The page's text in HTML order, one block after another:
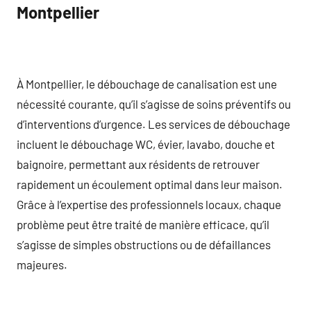
Montpellier
À Montpellier, le débouchage de canalisation est une
nécessité courante, qu’il s’agisse de soins préventifs ou
d’interventions d’urgence. Les services de débouchage
incluent le débouchage WC, évier, lavabo, douche et
baignoire, permettant aux résidents de retrouver
rapidement un écoulement optimal dans leur maison.
Grâce à l’expertise des professionnels locaux, chaque
problème peut être traité de manière efficace, qu’il
s’agisse de simples obstructions ou de défaillances
majeures.